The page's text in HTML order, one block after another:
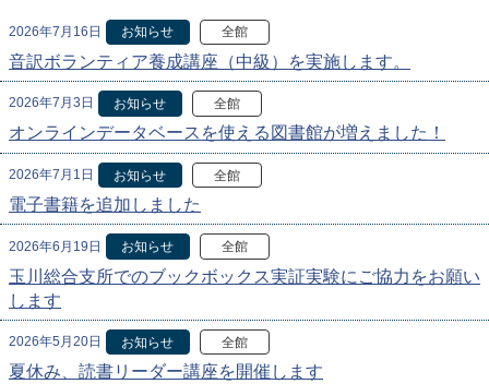
2026年7月16日 お知らせ 全館
音訳ボランティア養成講座（中級）を実施します。
2026年7月3日 お知らせ 全館
オンラインデータベースを使える図書館が増えました！
2026年7月1日 お知らせ 全館
電子書籍を追加しました
2026年6月19日 お知らせ 全館
玉川総合支所でのブックボックス実証実験にご協力をお願い
します
2026年5月20日 お知らせ 全館
夏休み、読書リーダー講座を開催します